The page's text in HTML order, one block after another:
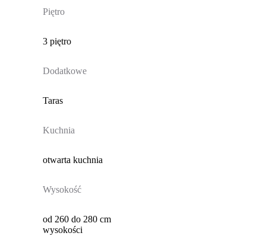
Piętro
3 piętro
Dodatkowe
Taras
Kuchnia
otwarta kuchnia
Wysokość
od 260 do 280 cm
wysokości